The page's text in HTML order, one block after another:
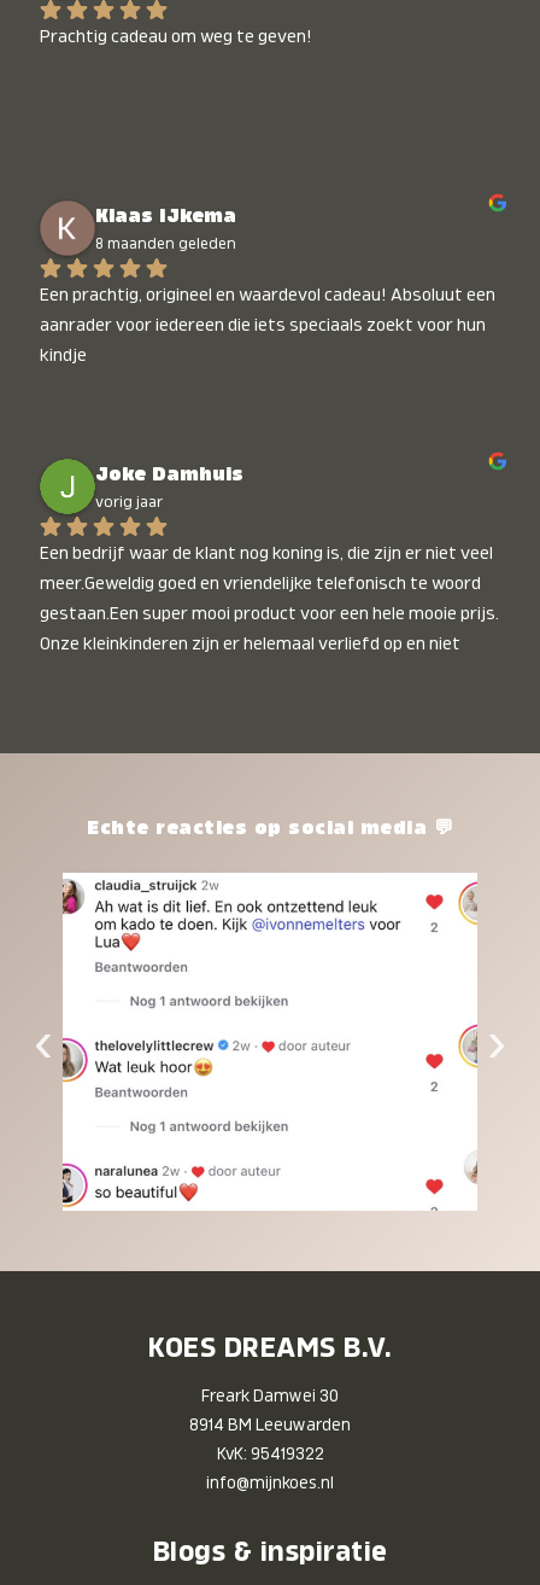
Prachtig cadeau om weg te geven!
Klaas IJkema
8 maanden geleden
Een prachtig, origineel en waardevol cadeau! Absoluut een
aanrader voor iedereen die iets speciaals zoekt voor hun
kindje
Joke Damhuis
vorig jaar
Een bedrijf waar de klant nog koning is, die zijn er niet veel
meer.Geweldig goed en vriendelijke telefonisch te woord
gestaan.Een super mooi product voor een hele mooie prijs.
Onze kleinkinderen zijn er helemaal verliefd op en niet
het waard.Echte reacties op social media 💬
‹ ›
KOES DREAMS B.V.
Freark Damwei 30
8914 BM Leeuwarden
KvK: 95419322
info@mijnkoes.nl
Blogs & inspiratie